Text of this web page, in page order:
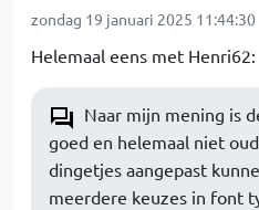
zondag 19 januari 2025 11:44:30
Helemaal eens met Henri62:
Naar mijn mening is
goed en helemaal niet
dingetjes aangepast
meerdere keuzes in font